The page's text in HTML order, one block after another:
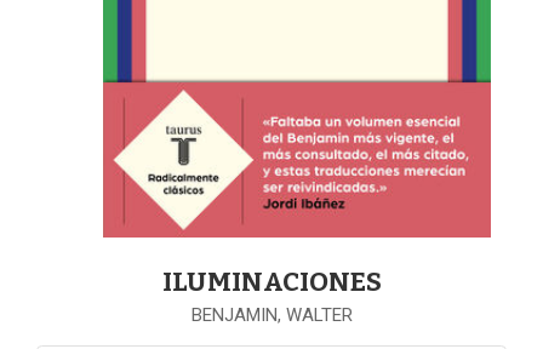
ILUMINACIONES
BENJAMIN, WALTER